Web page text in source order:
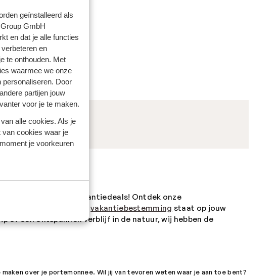
geïnstalleerd als
GmbH
en dat je alle functies
en
te onthouden. Met
waarmee we onze
personaliseren. Door
partijen jouw
voor je te maken.
alle cookies. Als je
van cookies waar je
je voorkeuren
aanbiedingen en vakantiedeals! Ontdek onze
elk budget. Welkevakantiebestemming staat op jouw
of een ontspannen verblijf in de natuur, wij hebben de
over je portemonnee. Wil jij van tevoren weten waar je aan toe bent?